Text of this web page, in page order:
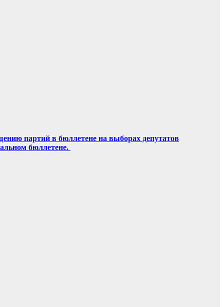
партий в бюллетене на выборах депутатов
бюллетене.